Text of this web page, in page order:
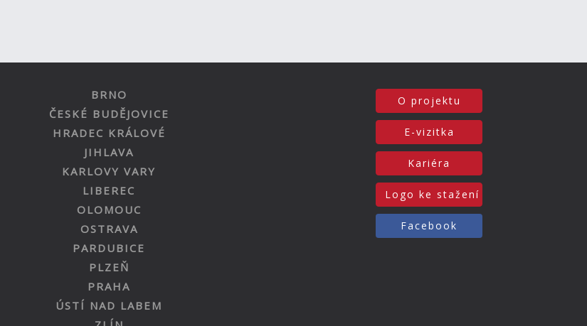
BRNO
ČESKÉ BUDĚJOVICE
HRADEC KRÁLOVÉ
JIHLAVA
KARLOVY VARY
LIBEREC
OLOMOUC
OSTRAVA
PARDUBICE
PLZEŇ
PRAHA
ÚSTÍ NAD LABEM
O projektu
E-vizitka
Kariéra
Logo ke stažení
Facebook